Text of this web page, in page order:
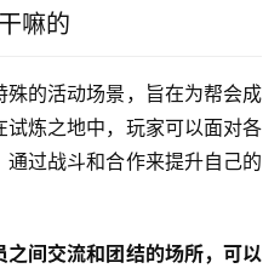
嘛的
的活动场景，旨在为帮会成
炼之地中，玩家可以面对各
过战斗和合作来提升自己的
之间交流和团结的场所，可以